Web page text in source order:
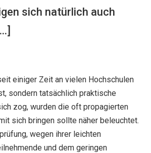
sich natürlich auch
einiger Zeit an vielen Hochschulen
sondern tatsächlich praktische
zog, wurden die oft propagierten
sich bringen sollte näher beleuchtet.
wegen ihrer leichten
und dem geringen